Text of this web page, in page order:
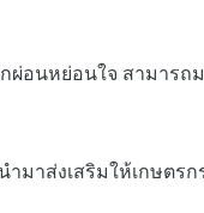
นหย่อนใจ สามารถ
ส่งเสริมให้เกษตร